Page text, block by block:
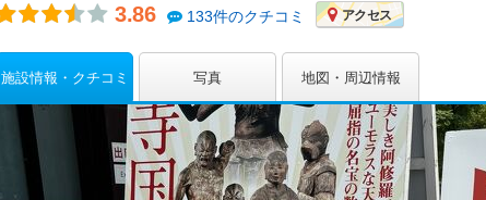
3.86 133件のクチコミ アクセス
施設情報・クチコミ 写真 地図・周辺情報